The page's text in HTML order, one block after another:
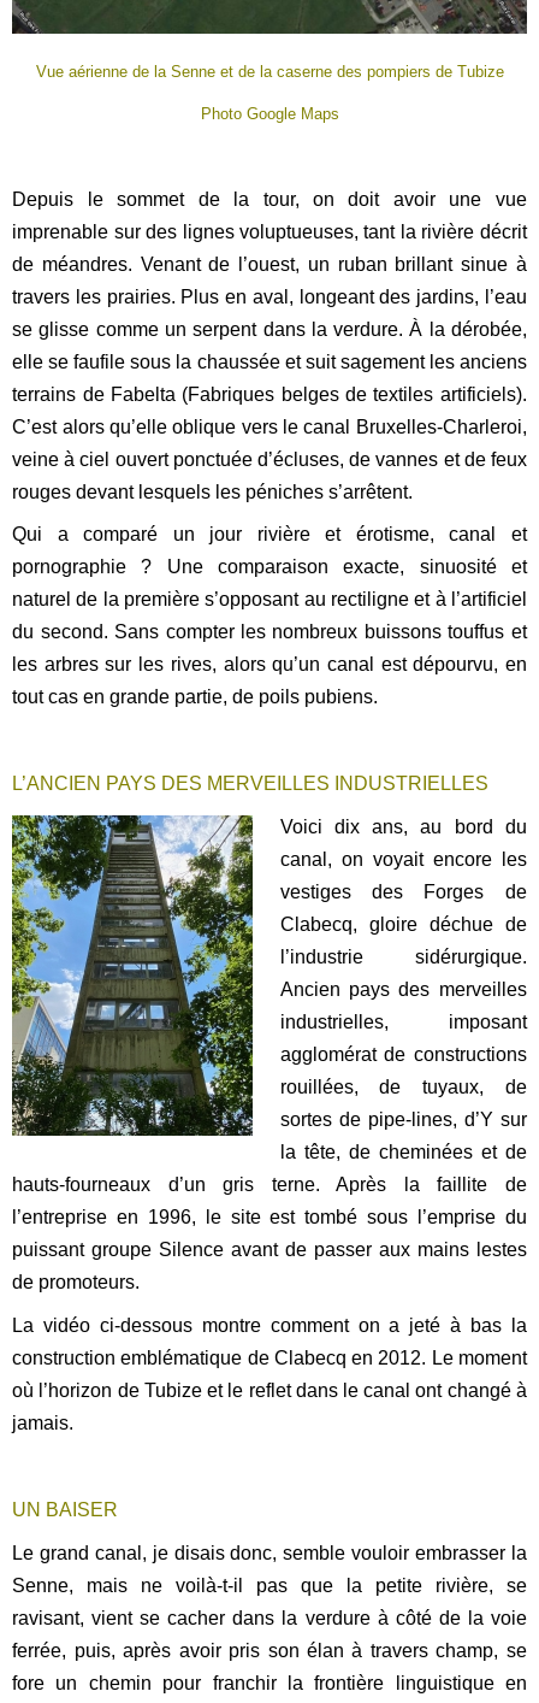
Vue aérienne de la Senne et de la caserne des pompiers de Tubize
Photo Google Maps
Depuis le sommet de la tour, on doit avoir une vue
imprenable sur des lignes voluptueuses, tant la rivière décrit
de méandres. Venant de l’ouest, un ruban brillant sinue à
travers les prairies. Plus en aval, longeant des jardins, l’eau
se glisse comme un serpent dans la verdure. À la dérobée,
elle se faufile sous la chaussée et suit sagement les anciens
terrains de Fabelta (Fabriques belges de textiles artificiels).
C’est alors qu’elle oblique vers le canal Bruxelles-Charleroi,
veine à ciel ouvert ponctuée d’écluses, de vannes et de feux
rouges devant lesquels les péniches s’arrêtent.
Qui a comparé un jour rivière et érotisme, canal et
pornographie ? Une comparaison exacte, sinuosité et
naturel de la première s’opposant au rectiligne et à l’artificiel
du second. Sans compter les nombreux buissons touffus et
les arbres sur les rives, alors qu’un canal est dépourvu, en
tout cas en grande partie, de poils pubiens.
L’ANCIEN PAYS DES MERVEILLES INDUSTRIELLES
Voici dix ans, au bord du
canal, on voyait encore les
vestiges des Forges de
Clabecq, gloire déchue de
l’industrie sidérurgique.
Ancien pays des merveilles
industrielles, imposant
agglomérat de constructions
rouillées, de tuyaux, de
sortes de pipe-lines, d’Y sur
la tête, de cheminées et de
hauts-fourneaux d’un gris terne. Après la faillite de
l’entreprise en 1996, le site est tombé sous l’emprise du
puissant groupe Silence avant de passer aux mains lestes
de promoteurs.
La vidéo ci-dessous montre comment on a jeté à bas la
construction emblématique de Clabecq en 2012. Le moment
où l’horizon de Tubize et le reflet dans le canal ont changé à
jamais.
UN BAISER
Le grand canal, je disais donc, semble vouloir embrasser la
Senne, mais ne voilà-t-il pas que la petite rivière, se
ravisant, vient se cacher dans la verdure à côté de la voie
ferrée, puis, après avoir pris son élan à travers champ, se
fore un chemin pour franchir la frontière linguistique en